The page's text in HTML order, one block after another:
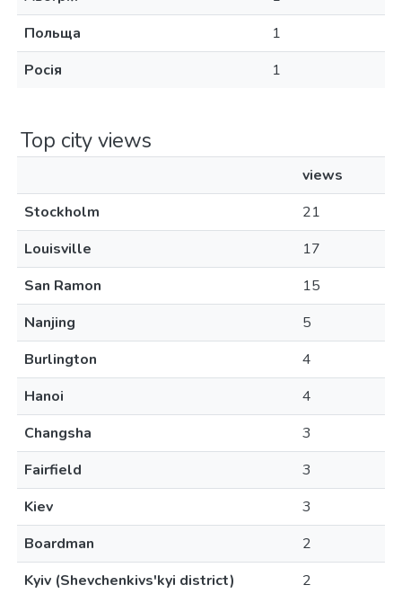
Польща
1
Росія
1
Top city views
views
Stockholm
21
Louisville
17
San Ramon
15
Nanjing
5
Burlington
4
Hanoi
4
Changsha
3
Fairfield
3
Kiev
3
Boardman
2
Kyiv (Shevchenkivs'kyi district)
2